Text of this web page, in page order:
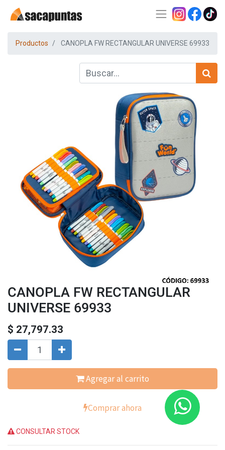
Productos CANOPLA FW RECTANGULAR UNIVERSE 69933
CANOPLA FW RECTANGULAR
UNIVERSE 69933
$ 27,797.33
Agregar al carrito
Comprar ahora
CONSULTAR STOCK